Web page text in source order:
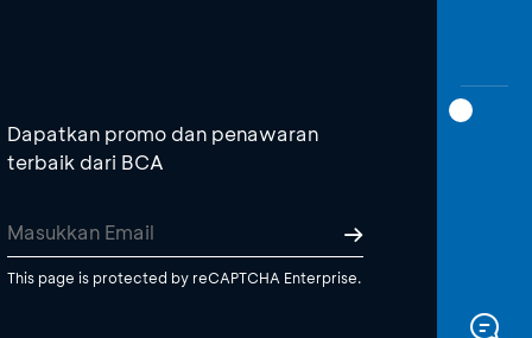
Dapatkan promo dan penawaran
terbaik dari BCA
This page is protected by reCAPTCHA Enterprise.